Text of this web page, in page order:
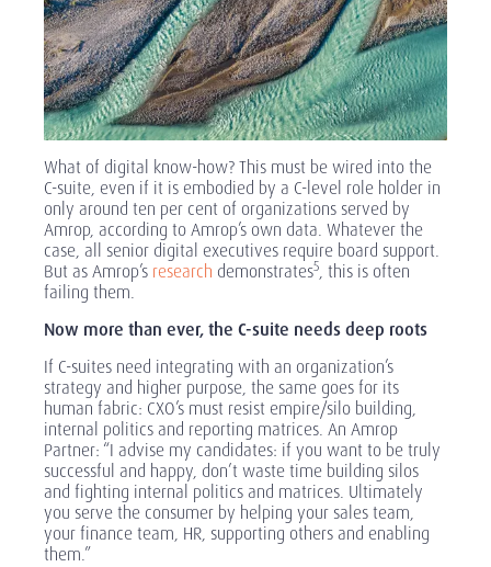
What of digital know-how? This must be wired into the
C-suite, even if it is embodied by a C-level role holder in
only around ten per cent of organizations served by
Amrop, according to Amrop’s own data. Whatever the
case, all senior digital executives require board support.
But as Amrop’s research demonstrates5, this is often
failing them.
Now more than ever, the C-suite needs deep roots
If C-suites need integrating with an organization’s
strategy and higher purpose, the same goes for its
human fabric: CXO’s must resist empire/silo building,
internal politics and reporting matrices. An Amrop
Partner: “I advise my candidates: if you want to be truly
successful and happy, don’t waste time building silos
and fighting internal politics and matrices. Ultimately
you serve the consumer by helping your sales team,
your finance team, HR, supporting others and enabling
them.”